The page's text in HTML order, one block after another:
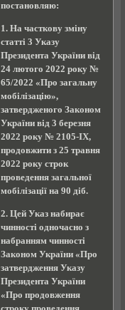
постановляю:
1. На часткову зміну
статті 3 Указу
Президента України від
24 лютого 2022 року №
65/2022 «Про загальну
мобілізацію»,
затвердженого Законом
України від 3 березня
2022 року № 2105-ІХ,
продовжити з 25 травня
2022 року строк
проведення загальної
мобілізації на 90 діб.
2. Цей Указ набирає
чинності одночасно з
набранням чинності
Законом України «Про
затвердження Указу
Президента України
«Про продовження